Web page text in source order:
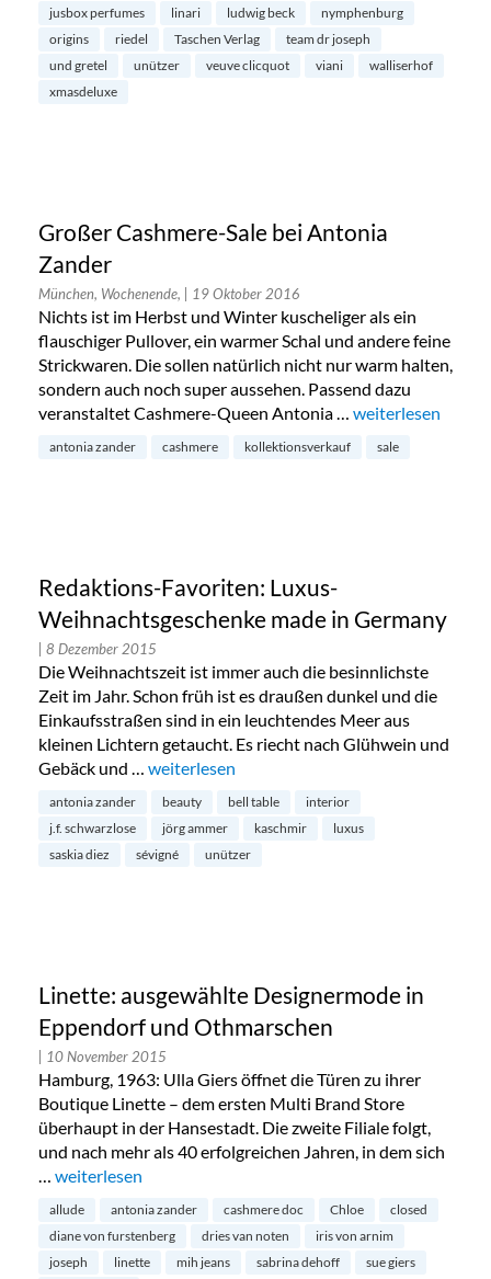
jusbox perfumes linari ludwig beck
nymphenburg
origins
riedel Taschen Verlag
team dr joseph
und gretel
unützer veuve clicquot viani
walliserhof
xmasdeluxe
Großer Cashmere-Sale bei Antonia
Zander
München, Wochenende, | 19 Oktober 2016
Nichts ist im Herbst und Winter kuscheliger als ein
flauschiger Pullover, ein warmer Schal und andere feine
Strickwaren. Die sollen natürlich nicht nur warm halten,
sondern auch noch super aussehen. Passend dazu
veranstaltet Cashmere-Queen Antonia … „Großer
weiterlesen
antonia zander cashmere kollektionsverkauf sale
Redaktions-Favoriten: Luxus-
Weihnachtsgeschenke made in Germany
| 8 Dezember 2015
Die Weihnachtszeit ist immer auch die besinnlichste
Zeit im Jahr. Schon früh ist es draußen dunkel und die
Einkaufsstraßen sind in ein leuchtendes Meer aus
kleinen Lichtern getaucht. Es riecht nach Glühwein und
Gebäck und … „Redaktions-Favoriten: Luxus-
weiterlesen
antonia zander beauty bell table
interior
j.f. schwarzlose
jörg ammer kaschmir
luxus
saskia diez
sévigné unützer
Linette: ausgewählte Designermode in
Eppendorf und Othmarschen
| 10 November 2015
Hamburg, 1963: Ulla Giers öffnet die Türen zu ihrer
Boutique Linette – dem ersten Multi Brand Store
überhaupt in der Hansestadt. Die zweite Filiale folgt,
und nach mehr als 40 erfolgreichen Jahren, in dem sich
… „Linette: ausgewählte Designermode in Eppendorf und
weiterlesen
allude antonia zander cashmere doc Chloe
closed
diane von furstenberg
dries van noten
iris von arnim
joseph
linette mih jeans sabrina dehoff
sue giers